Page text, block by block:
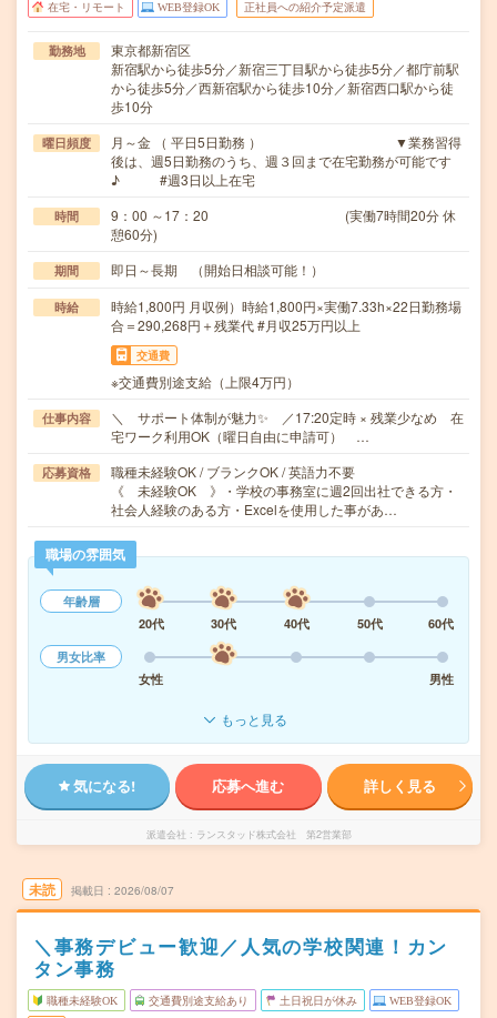
在宅・リモート WEB登録OK 正社員への紹介予定派遣
勤務地
東京都新宿区
新宿駅から徒歩5分／新宿三丁目駅から徒歩5分／都庁前駅
から徒歩5分／西新宿駅から徒歩10分／新宿西口駅から徒
歩10分
曜日頻度
月～金 （ 平日5日勤務 ） ▼業務習得
後は、週5日勤務のうち、週３回まで在宅勤務が可能です
♪ #週3日以上在宅
時間
9：00 ～17：20 (実働7時間20分 休
憩60分)
期間 即日～長期 （開始日相談可能！）
時給
時給1,800円 月収例）時給1,800円×実働7.33h×22日勤務場
合＝290,268円＋残業代 #月収25万円以上
交通費
※交通費別途支給（上限4万円）
仕事内容
＼ サポート体制が魅力✨ ／17:20定時 × 残業少なめ 在
宅ワーク利用OK（曜日自由に申請可） …
応募資格
職種未経験OK / ブランクOK / 英語力不要
《 未経験OK 》・学校の事務室に週2回出社できる方・
社会人経験のある方・Excelを使用した事があ…
職場の雰囲気
年齢層
20代
30代 40代 50代
60代
男女比率
女性
男性
もっと見る
気になる! 応募へ進む 詳しく見る
派遣会社 ランスタッド株式会社 第2営業部
未読 掲載日 2026/08/07
＼事務デビュー歓迎／人気の学校関連！カン
タン事務
職種未経験OK 交通費別途支給あり 土日祝日が休み WEB登録OK